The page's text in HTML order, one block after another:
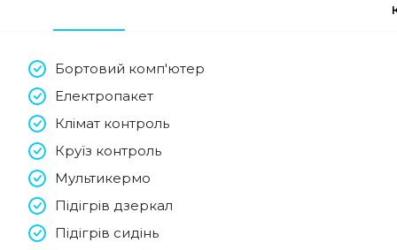
Бортовий комп'ютер
Електропакет
Клімат контроль
Круїз контроль
Мультикермо
Підігрів дзеркал
Підігрів сидінь